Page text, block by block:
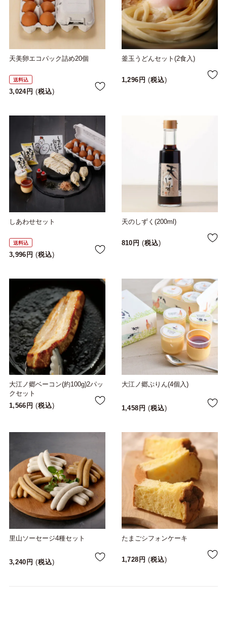
天美卵エコパック詰め20個
送料込
3,024 税込
釜玉うどんセット(2食入)
1,296 税込
しあわせセット
送料込
3,996 税込
天のしずく(200ml)
810 税込
大江ノ郷ベーコン(約100g)2パッ
クセット
1,566
税込
大江ノ郷ぷりん(4個入)
1,458 税込
里山ソーセージ4種セット
3,240 税込
たまごシフォンケーキ
1,728 税込